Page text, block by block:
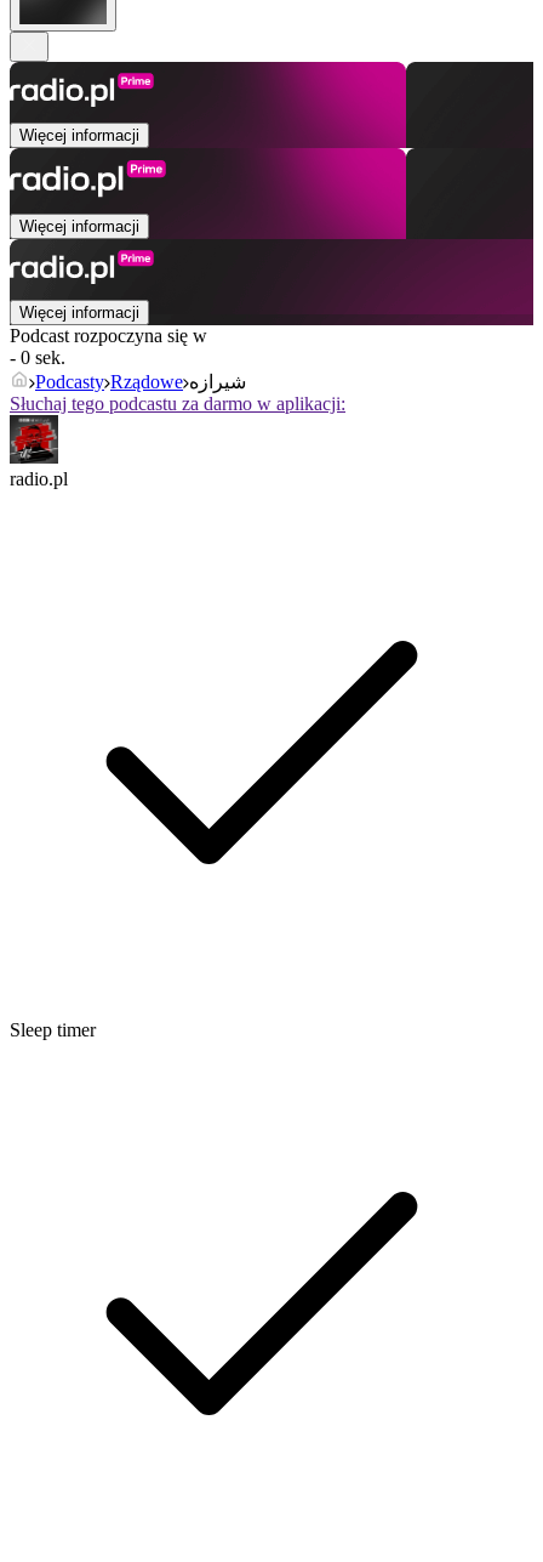
Więcej informacji
Więcej informacji
Więcej informacji
Podcast rozpoczyna się w
- 0 sek.
Podcasty Rządowe شیرازه
Słuchaj tego podcastu za darmo w aplikacji:
radio.pl
Sleep timer